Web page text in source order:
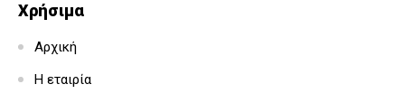
Χρήσιμα
Αρχική
Η εταιρία